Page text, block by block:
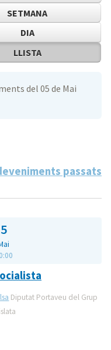
SETMANA
DIA
LLISTA
del 05 de Mai
passats
5
Diputat Portaveu del Grup